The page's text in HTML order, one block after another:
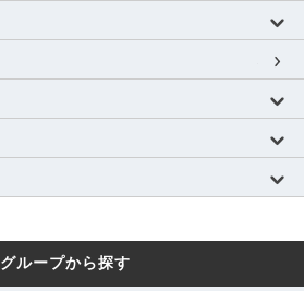
グループから探す